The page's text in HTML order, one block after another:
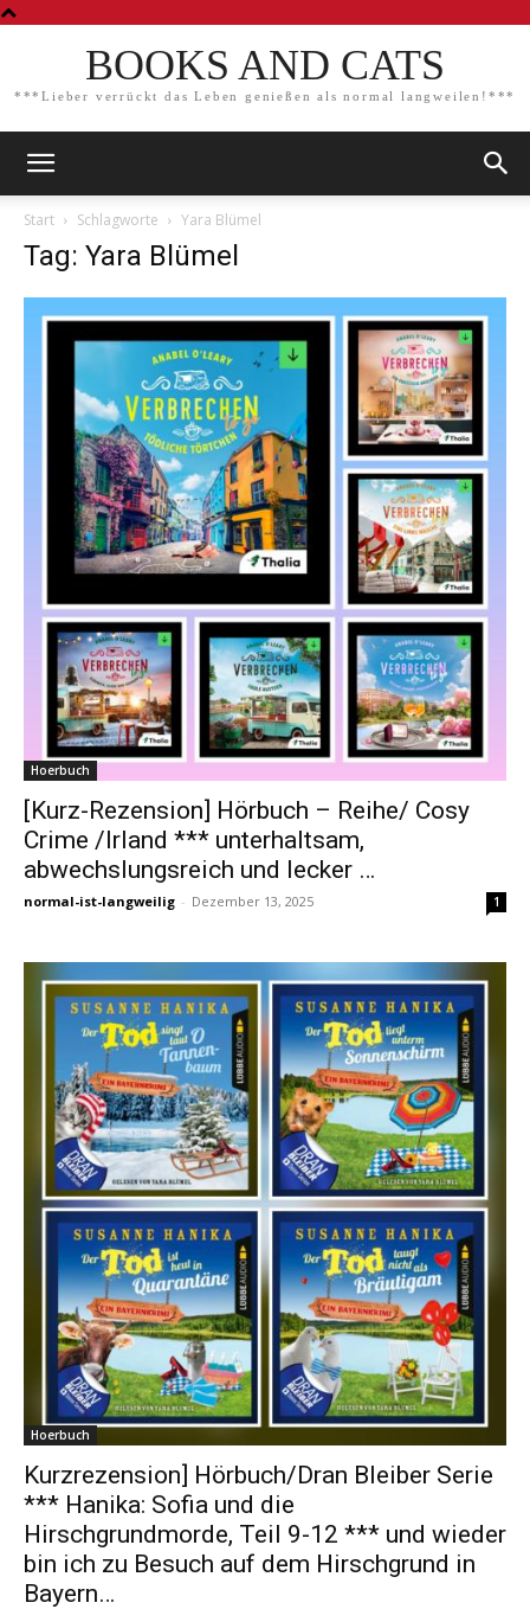
BOOKS AND CATS
***Lieber verrückt das Leben genießen als normal langweilen!***
Start Schlagworte Yara Blümel
Tag: Yara Blümel
Hoerbuch
[Kurz-Rezension] Hörbuch – Reihe/ Cosy
Crime /Irland *** unterhaltsam,
abwechslungsreich und lecker …
normal-ist-langweilig - Dezember 13, 2025 1
Hoerbuch
Kurzrezension] Hörbuch/Dran Bleiber Serie
*** Hanika: Sofia und die
Hirschgrundmorde, Teil 9-12 *** und wieder
bin ich zu Besuch auf dem Hirschgrund in
Bayern…